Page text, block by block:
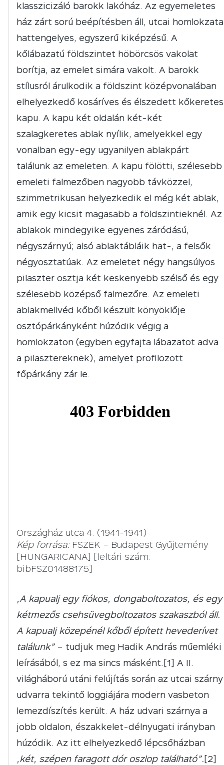
klasszicizáló barokk lakóház. Az egyemeletes
ház zárt sorú beépítésben áll, utcai homlokzata
hattengelyes, egyszerű kiképzésű. A
kőlábazatú földszintet höbörcsös vakolat
borítja, az emelet simára vakolt. A barokk
stílusról árulkodik a földszint középvonalában
elhelyezkedő kosáríves és élszedett kőkeretes
kapu. A kapu két oldalán két-két
szalagkeretes ablak nyílik, amelyekkel egy
vonalban egy-egy ugyanilyen ablakpárt
találunk az emeleten. A kapu fölötti, szélesebb
emeleti falmezőben nagyobb távközzel,
szimmetrikusan helyezkedik el még két ablak,
amik egy kicsit magasabb a földszintieknél. Az
ablakok mindegyike egyenes záródású,
négyszárnyú; alsó ablaktábláik hat-, a felsők
négyosztatúak. Az emeletet négy hangsúlyos
pilaszter osztja két keskenyebb szélső és egy
szélesebb középső falmezőre. Az emeleti
ablakmellvéd kőből készült könyöklője
osztópárkányként húzódik végig a
homlokzaton (egyben egyfajta lábazatot adva
a pilasztereknek), amelyet profilozott
főpárkány zár le.
Országház utca 4. (1941-1941)
Kép forrása:FSZEK – Budapest Gyűjtemény
[HUNGARICANA] [leltári szám:
bibFSZ01488175]
„A kapualj egy fiókos, dongaboltozatos, és egy
kétmezős csehsüvegboltozatos szakaszból áll.
A kapualj közepénél kőből épített hevederívet
találunk”– tudjuk meg Hadik András műemléki
leírásából, s ez ma sincs másként.[1] A II.
világháború utáni felújítás során az utcai szárny
udvarra tekintő loggiájára modern vasbeton
lemezdíszítés került. A ház udvari szárnya a
jobb oldalon, északkelet-délnyugati irányban
húzódik. Az itt elhelyezkedő lépcsőházban
„két, szépen faragott dór oszlop található”.[2]